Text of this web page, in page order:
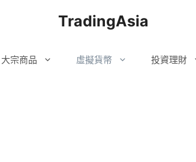
TradingAsia
大宗商品 虛擬貨幣 投資理財